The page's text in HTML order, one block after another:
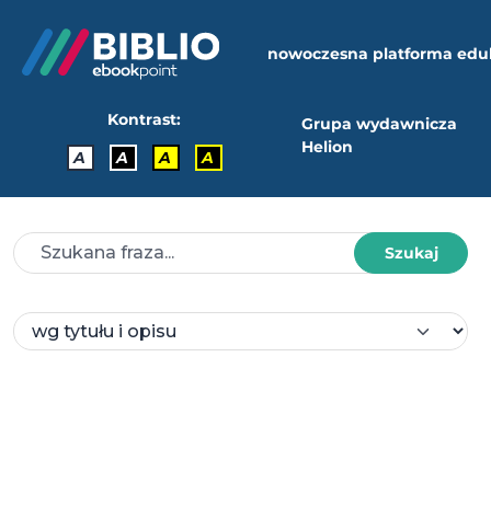
nowoczesna platforma
Kontrast:
A
A A A
Grupa wydawnicza
Helion
Szukaj